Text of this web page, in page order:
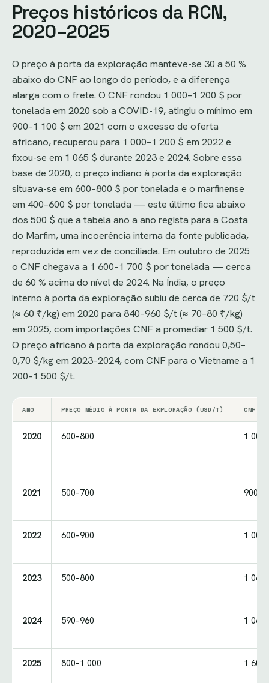
Preços históricos da RCN,
2020–2025
O preço à porta da exploração manteve-se 30 a 50 %
abaixo do CNF ao longo do período, e a diferença
alarga com o frete. O CNF rondou 1 000–1 200 $ por
tonelada em 2020 sob a COVID-19, atingiu o mínimo em
900–1 100 $ em 2021 com o excesso de oferta
africano, recuperou para 1 000–1 200 $ em 2022 e
fixou-se em 1 065 $ durante 2023 e 2024. Sobre essa
base de 2020, o preço indiano à porta da exploração
situava-se em 600–800 $ por tonelada e o marfinense
em 400–600 $ por tonelada — este último fica abaixo
dos 500 $ que a tabela ano a ano regista para a Costa
do Marfim, uma incoerência interna da fonte publicada,
reproduzida em vez de conciliada. Em outubro de 2025
o CNF chegava a 1 600–1 700 $ por tonelada — cerca
de 60 % acima do nível de 2024. Na Índia, o preço
interno à porta da exploração subiu de cerca de 720 $/t
(≈ 60 ₹/kg) em 2020 para 840–960 $/t (≈ 70–80 ₹/kg)
em 2025, com importações CNF a promediar 1 500 $/t.
O preço africano à porta da exploração rondou 0,50–
0,70 $/kg em 2023–2024, com CNF para o Vietname a 1
200–1 500 $/t.
ANO PREÇO MÉDIO À PORTA DA EXPLORAÇÃO (USD/T) CNF
2020 600–800 1
2021 500–700
2022 600–900 1
2023 500–800 1 065
2024 590–960 1 065
2025 800–1 000 1